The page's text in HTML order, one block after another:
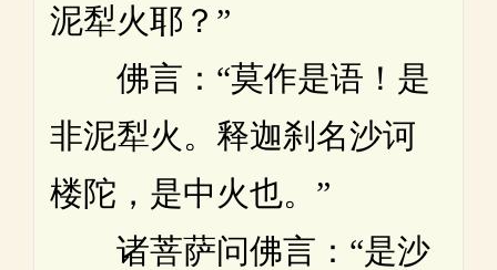
泥犁火耶？”
佛言：“莫作是语！是
非泥犁火。释迦刹名沙诃
楼陀，是中火也。”
诸菩萨问佛言：“是沙